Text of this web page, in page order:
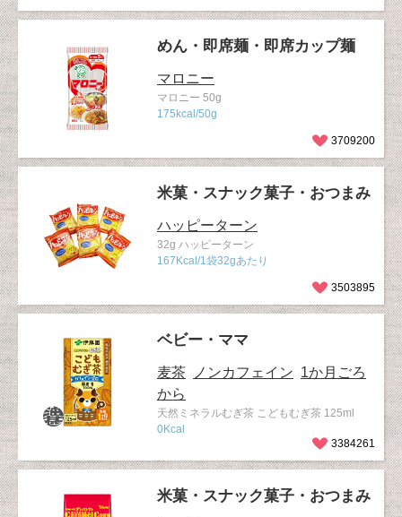
めん・即席麺・即席カップ麺
マロニー
マロニー 50g
175kcal/50g
3709200
米菓・スナック菓子・おつまみ
ハッピーターン
32g ハッピーターン
167Kcal/1袋32gあたり
3503895
ベビー・ママ
麦茶 ノンカフェイン 1か月ごろ
から
天然ミネラルむぎ茶 こどもむぎ茶 125ml
0Kcal
3384261
米菓・スナック菓子・おつまみ